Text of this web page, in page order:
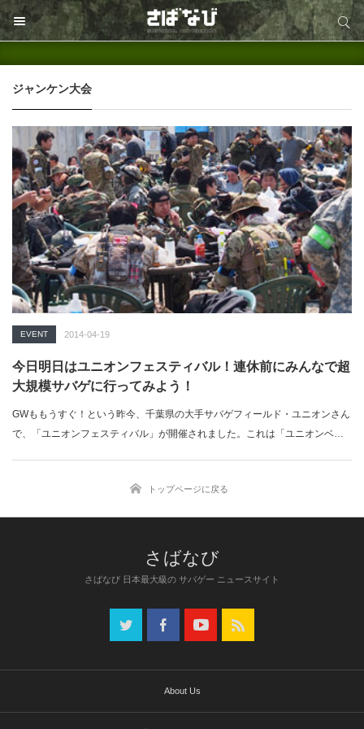
サイト内検索
ジャンケン大会
EVENT 2014-04-19
今日明日はユニオンフェスティバル！連休前にみんなで超
大規模サバゲに行ってみよう！
GWももうすぐ！という昨今、千葉県の大手サバゲフィールド・ユニオンさん
で、「ユニオンフェスティバル」が開催されました。これは「ユニオンベー
トップページに戻る
さばなび 日本最大級の サバゲー ニュースサイト
About Us
サイト内検索